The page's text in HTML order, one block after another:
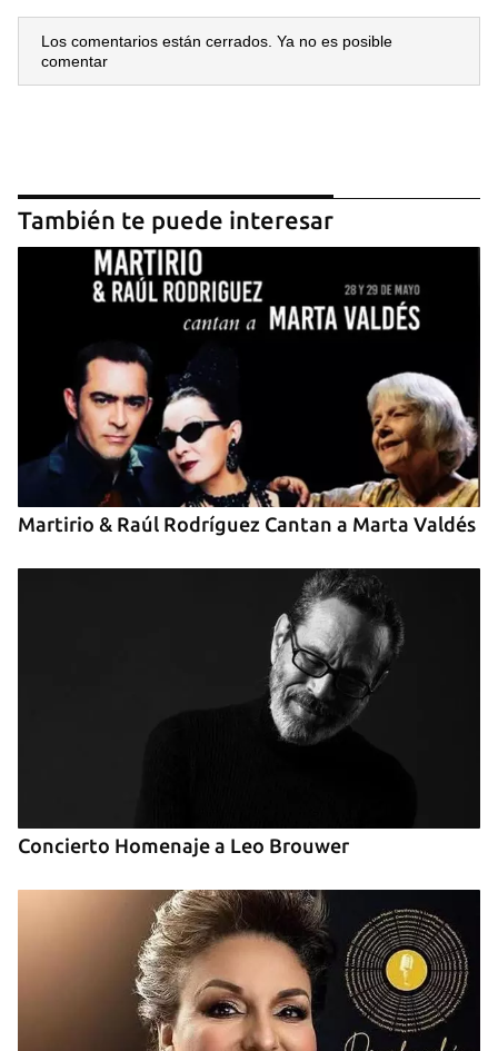
Guardar como favorito
Para poder guardar como favorito, primero has de
iniciar sesión con tu cuenta de 14ymedio.
INICIAR SESIÓN CANCELAR
Los comentarios están cerrados. Ya no es posible
comentar
También te puede interesar
Martirio & Raúl Rodríguez Cantan a Marta Valdés
Concierto Homenaje a Leo Brouwer